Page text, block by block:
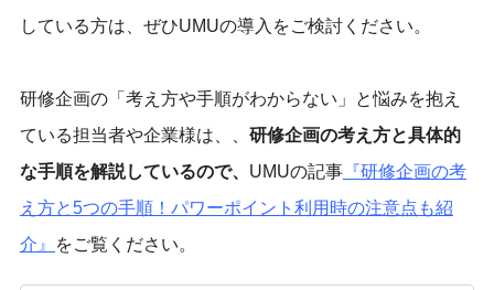
している方は、ぜひUMUの導入をご検討ください。
研修企画の「考え方や手順がわからない」と悩みを抱え
ている担当者や企業様は、、 研修企画の考え方と具体的
な手順を解説しているので、 UMUの記事『研修企画の考
え方と5つの手順！パワーポイント利用時の注意点も紹
介 』 をご覧ください。